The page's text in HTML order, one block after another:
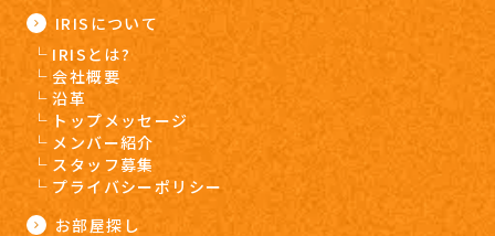
IRISについて
IRISとは?
会社概要
沿革
トップメッセージ
メンバー紹介
スタッフ募集
プライバシーポリシー
お部屋探し